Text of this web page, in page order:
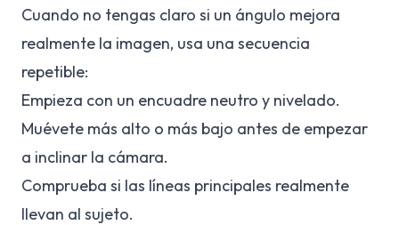
Cuando no tengas claro si un ángulo mejora
realmente la imagen, usa una secuencia
repetible:
Empieza con un encuadre neutro y nivelado.
Muévete más alto o más bajo antes de empezar
a inclinar la cámara.
Comprueba si las líneas principales realmente
llevan al sujeto.